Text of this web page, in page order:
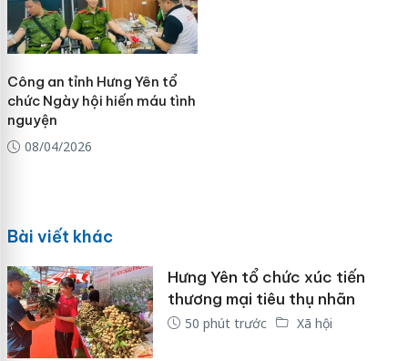
Công an tỉnh Hưng Yên tổ
chức Ngày hội hiến máu tình
nguyện
08/04/2026
Bài viết khác
Hưng Yên tổ chức xúc tiến
thương mại tiêu thụ nhãn
50 phút trước Xã hội